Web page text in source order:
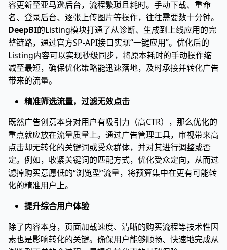
容更新至亚马逊后台，流程繁琐且耗时。手动下载、重命
名、登录后台、逐张上传图片等操作，往往需要数十分钟。
DeepBI的Listing模块打通了从诊断、生成到上线应用的完
整链路，通过官方SP-API接口实现“一键应用”。优化后的
Listing内容可以实现秒级同步，将原本耗时的手动操作缩
减至最短，确保优化策略能迅速落地，及时承接并转化广告
带来的流量。
精准筛选流量，过滤无效点击
既然广告创意本身对用户有吸引力（高CTR），那么优化的
重点就应放在流量质量上。通过广告管理工具，审视带来高
点击却无转化的关键词或受众群体，并对其进行调整或否
定。例如，收紧关键词的匹配方式，优化受众定向，从而过
滤掉购买意愿低的“浏览型”流量，将预算集中在更有可能转
化的精准用户上。
提升综合用户体验
除了内容本身，页面加载速度、清晰的购买流程等技术性因
素也是影响转化的关键。确保用户能够顺畅、快速地完成从